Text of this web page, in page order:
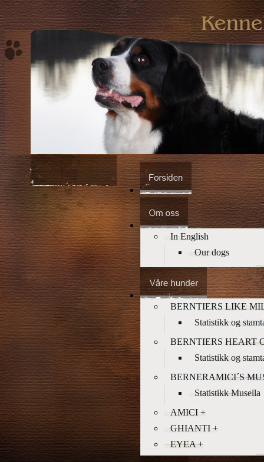
In English
Our dogs
BERNTIERS LIKE
Statistikk og
BERNTIERS HEART
Statistikk og
BERNERAMICI´S
Statistikk Musella
AMICI +
GHIANTI +
EYEA +